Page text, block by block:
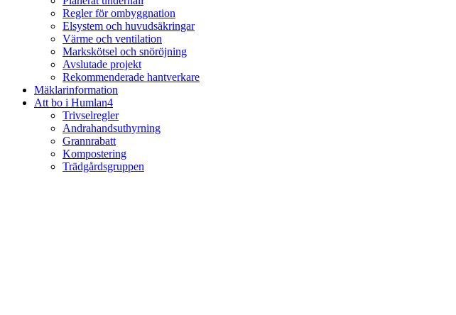
Regler för ombyggnation
Elsystem och huvudsäkringar
Värme och ventilation
Markskötsel och snöröjning
Avslutade projekt
Rekommenderade hantverkare
Mäklarinformation
Att bo i Humlan4
Trivselregler
Andrahandsuthyrning
Grannrabatt
Kompostering
Trädgårdsgruppen